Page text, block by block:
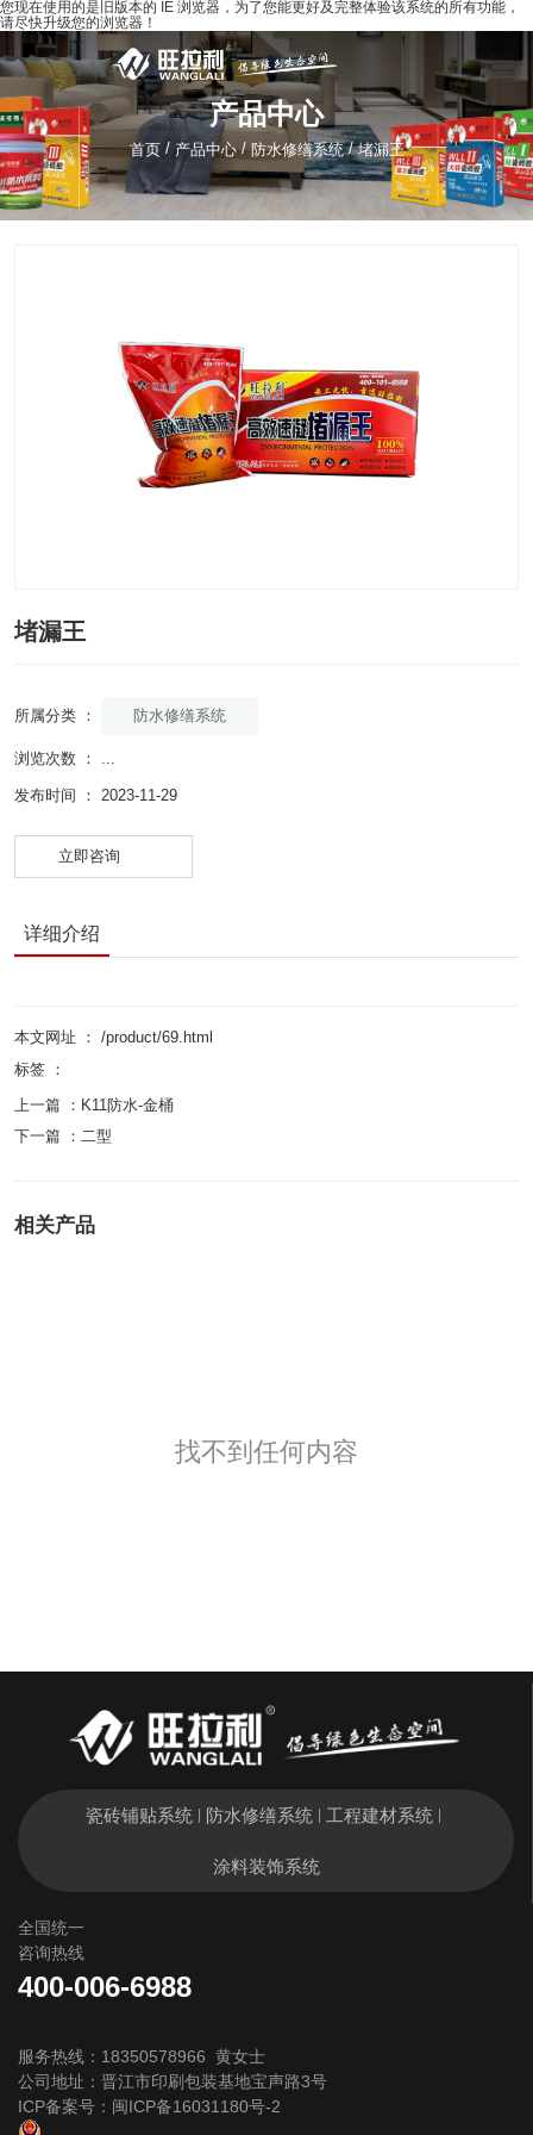
您现在使用的是旧版本的 IE 浏览器，为了您能更好及完整体验该系统的所有功能，
请尽快升级您的浏览器！
产品中心
首页 / 产品中心 /防水修缮系统 /堵漏王
堵漏王
所属分类 ： 防水修缮系统
浏览次数 ：
发布时间 ： 2023-11-29
立即咨询
详细介绍
本文网址 ： /product/69.html
标签 ：
上一篇 ： K11防水-金桶
下一篇 ： 二型
相关产品
找不到任何内容
瓷砖铺贴系统 防水修缮系统 工程建材系统
涂料装饰系统
全国统一
咨询热线
400-006-6988
服务热线：18350578966 黄女士
公司地址：晋江市印刷包装基地宝声路3号
ICP备案号： 闽ICP备16031180号-2